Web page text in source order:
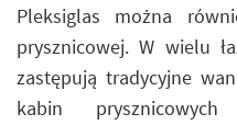
Pleksiglas można
prysznicowej. W wielu
zastępują tradycyjne
kabin